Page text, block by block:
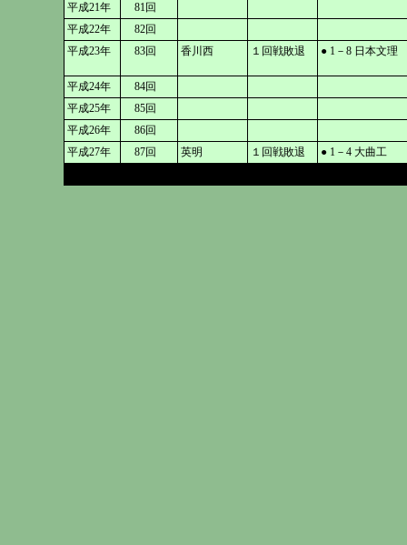
平成21年
81回
平成22年
82回
平成23年
83回 香川西 １回戦敗退 ● 1－8 日本文理
平成24年
84回
平成25年
85回
平成26年
86回
平成27年
87回 英明 １回戦敗退 ● 1－4 大曲工